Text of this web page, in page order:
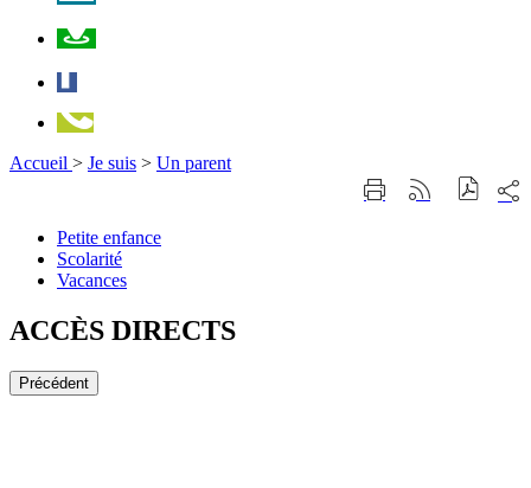
Accueil > Je suis > Un parent
ImprimerGénérer
sur
Petite
enfance
Petite enfance
Scolarité
Scolarité
Vacances
Vacances
ACCÈS DIRECTS
Précédent